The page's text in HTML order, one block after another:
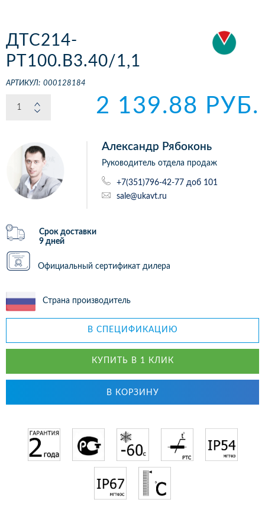
ДТС214-
РТ100.В3.40/1,1
АРТИКУЛ: 000128184
2 139.88 РУБ.
Александр Рябоконь
Руководитель отдела продаж
+7(351)796-42-77 доб 101
sale@ukavt.ru
Срок доставки
9 дней
Официальный сертификат дилера
Страна производитель
В СПЕЦИФИКАЦИЮ
КУПИТЬ В 1 КЛИК
В КОРЗИНУ